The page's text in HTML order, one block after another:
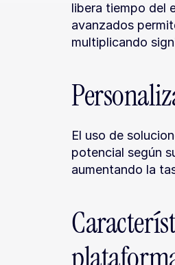
libera tiempo del
avanzados
multiplicando
El uso de
potencial según
aumentando la